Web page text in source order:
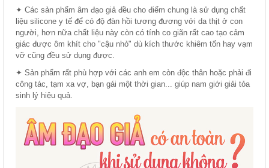
✦ Các sản phẩm âm đạo giả đều cho điểm chung là sử dụng chất
liệu silicone y tế để có độ đàn hồi tương đương với da thịt ở con
người, hơn nữa chất liệu này còn có tính co giãn rất cao tạo cảm
giác được ôm khít cho "cậu nhỏ" dù kích thước khiêm tốn hay vạm
vỡ cũng đều sử dụng được.
✦ Sản phẩm rất phù hợp với các anh em còn độc thân hoặc phải đi
công tác, tạm xa vợ, bạn gái một thời gian... giúp nam giới giải tỏa
sinh lý hiệu quả.